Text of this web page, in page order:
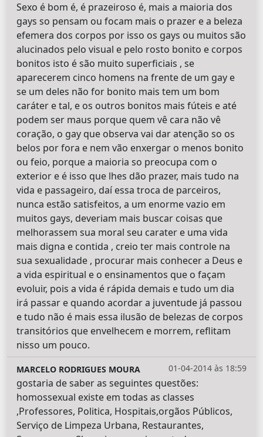
Sexo é bom é, é prazeiroso é, mais a maioria dos
gays so pensam ou focam mais o prazer e a beleza
efemera dos corpos por isso os gays ou muitos são
alucinados pelo visual e pelo rosto bonito e corpos
bonitos isto é são muito superficiais , se
aparecerem cinco homens na frente de um gay e
se um deles não for bonito mais tem um bom
caráter e tal, e os outros bonitos mais fúteis e até
podem ser maus porque quem vê cara não vê
coração, o gay que observa vai dar atenção so os
belos por fora e nem vão enxergar o menos bonito
ou feio, porque a maioria so preocupa com o
exterior e é isso que lhes dão prazer, mais tudo na
vida e passageiro, daí essa troca de parceiros,
nunca estão satisfeitos, a um enorme vazio em
muitos gays, deveriam mais buscar coisas que
melhorassem sua moral seu carater e uma vida
mais digna e contida , creio ter mais controle na
sua sexualidade , procurar mais conhecer a Deus e
a vida espiritual e o ensinamentos que o façam
evoluir, pois a vida é rápida demais e tudo um dia
irá passar e quando acordar a juventude já passou
e tudo não é mais essa ilusão de belezas de corpos
transitórios que envelhecem e morrem, reflitam
nisso um pouco.
01-04-2014 às 18:59
MARCELO RODRIGUES MOURA
gostaria de saber as seguintes questões:
homossexual existe em todas as classes
,Professores, Politica, Hospitais,orgãos Públicos,
Serviço de Limpeza Urbana, Restaurantes,